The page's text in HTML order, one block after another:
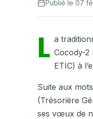
Publié le 07
L a
Cocody-2
ETIC) à
Suite aux
(Trésorière
ses vœux de